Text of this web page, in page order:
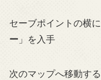
セーブポイントの横
ー 」を入手
次のマップへ移動す